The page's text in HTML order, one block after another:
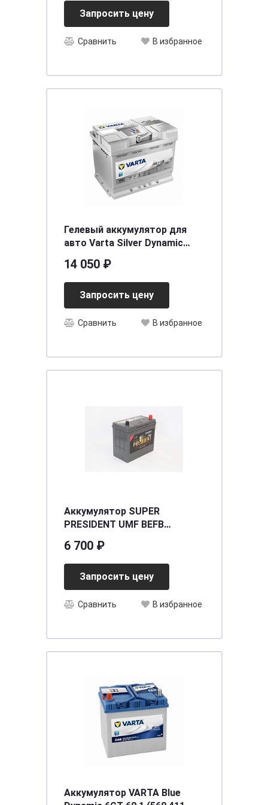
Запросить цену
Сравнить В избранное
Гелевый аккумулятор для
авто Varta Silver Dynamic
14 050 ₽
Запросить цену
Сравнить В избранное
Аккумулятор SUPER
PRESIDENT UMF BEFB
(д234ш127в220/550)
6 700 ₽
Запросить цену
Сравнить В избранное
Аккумулятор VARTA Blue